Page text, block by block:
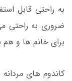
به راحتی قابل
ضروری به راحتی
برای خانم ها و هم
کاندوم های